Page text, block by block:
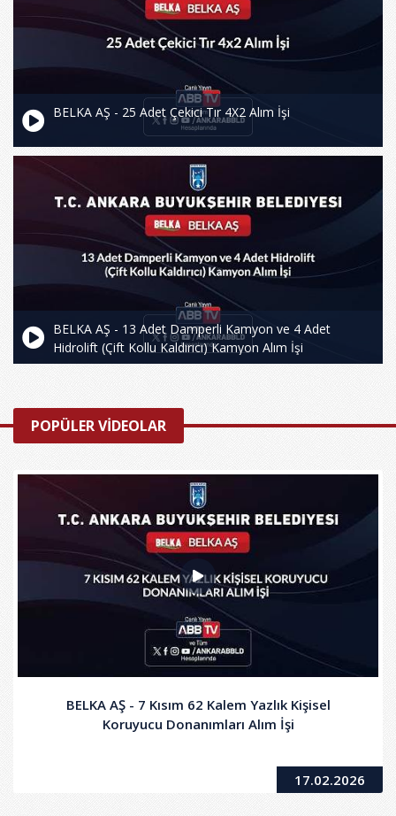
BELKA AŞ - 25 Adet Çekici Tır 4X2 Alım İşi
BELKA AŞ - 13 Adet Damperli Kamyon ve 4 Adet
Hidrolift (Çift Kollu Kaldırıcı) Kamyon Alım İşi
POPÜLER VİDEOLAR
BELKA AŞ - 7 Kısım 62 Kalem Yazlık Kişisel
Koruyucu Donanımları Alım İşi
17.02.2026